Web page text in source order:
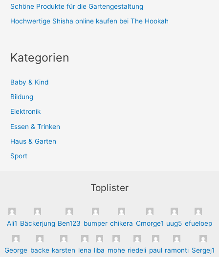
Schöne Produkte für die Gartengestaltung
Hochwertige Shisha online kaufen bei The Hookah
Kategorien
Baby & Kind
Bildung
Elektronik
Essen & Trinken
Haus & Garten
Sport
Toplister
Ali1 Bäckerjung Ben123 bumper chikera Cmorge1 uug5 efueloep
George backe karsten lena liba mohe riedeli paul ramonti Sergej1